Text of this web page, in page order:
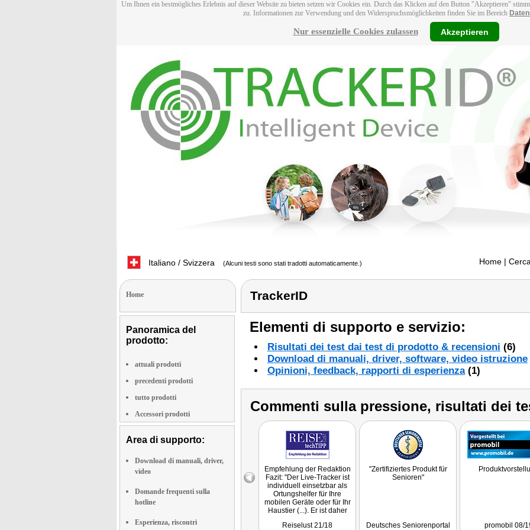
Um Ihnen ein bestmögliches Erlebnis auf dieser Website zu bieten setzen wir Cookies ein. Durch das Klicken auf den Button "Akzeptieren"
zu. Informationen zur Verwendung und den Widerspruchsmöglichkeiten finden Sie im Bereich
Nur essenzielle Cookies zulassen Akzeptieren
Italiano / Svizzera (Alcuni testi sono stati tradotti automaticamente.) Home |
Home
Panoramica del
prodotto:
attuali prodotti
precedenti prodotti
tutto prodotti
Accessori prodotti
Area di supporto:
Download di manuali, driver,
video
Domande frequenti sulla
hotline
Esperienza, riscontri
TrackerID
Elementi di supporto e servizio:
Risultati dei test dai test di prodotto & recensioni (6)
Download di manuali, driver, software, video istruzione
Opinioni, feedback, rapporti di esperienza(1)
Commenti sulla pressione, risultati dei
Empfehlung der Redaktion
Fazit: "Der Live-Tracker ist
individuell einsetzbar als
Ortungshelfer für Ihre
mobilen Geräte oder für Ihr
Haustier (...). Er ist daher
alle, die weltweit und
Reiselust 21/18
"Zertifiziertes Produkt für
Senioren"
Deutsches Seniorenportal
promobil 08/